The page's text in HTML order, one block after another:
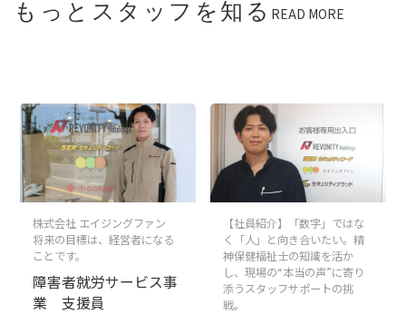
もっとスタッフを知る READ MORE
株式会社 エイジングファン
将来の目標は、経営者になる
ことです。
障害者就労サービス事
業 支援員
【社員紹介】「数字」ではな
く「人」と向き合いたい。精
神保健福祉士の知識を活か
し、現場の“本当の声”に寄り
添うスタッフサポートの挑
戦。